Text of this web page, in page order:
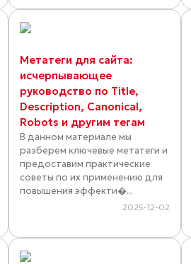
Метатеги для сайта:
исчерпывающее
руководство по Title,
Description, Canonical,
Robots и другим тегам
В данном материале мы
разберем ключевые метатеги и
предоставим практические
советы по их применению для
повышения эффекти�...
2025-12-02